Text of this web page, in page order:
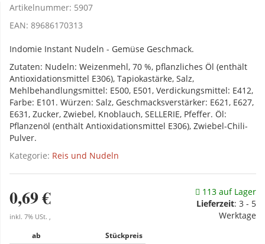
Artikelnummer: 5907
EAN: 89686170313
Indomie Instant Nudeln - Gemüse Geschmack.
Zutaten: Nudeln: Weizenmehl, 70 %, pflanzliches Öl (enthält
Antioxidationsmittel E306), Tapiokastärke, Salz,
Mehlbehandlungsmittel: E500, E501, Verdickungsmittel: E412,
Farbe: E101. Würzen: Salz, Geschmacksverstärker: E621, E627,
E631, Zucker, Zwiebel, Knoblauch, SELLERIE, Pfeffer. Öl:
Pflanzenöl (enthält Antioxidationsmittel E306), Zwiebel-Chili-
Pulver.
Kategorie: Reis und Nudeln
0,69 €
inkl. 7% USt. ,
ab
Stückpreis
113 auf Lager
Lieferzeit: 3 - 5
Werktage